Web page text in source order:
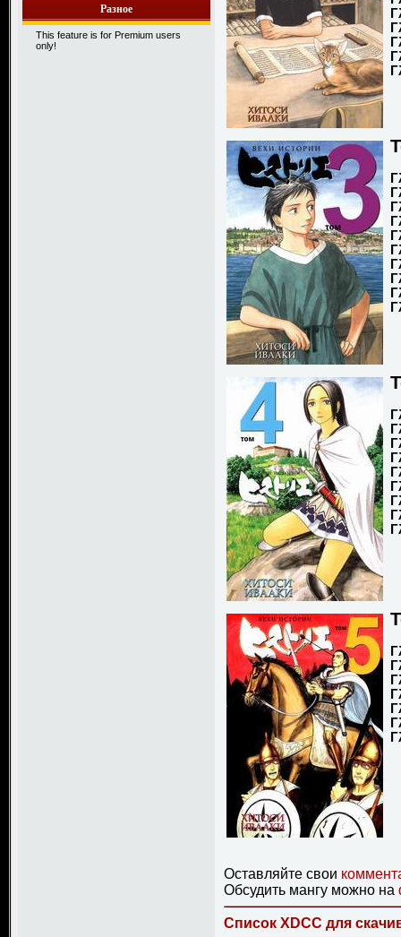
Разное
This feature is for Premium users
only!
Оставляйте свои
Обсудить мангу можно на
Список XDCC для